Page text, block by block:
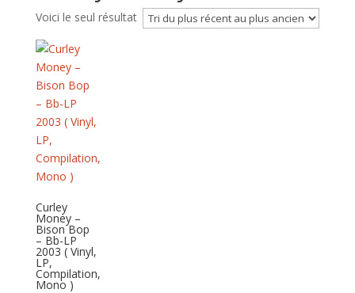
Voici le seul résultat
Curley
Money –
Bison Bop
– Bb-LP
2003 ( Vinyl,
LP,
Compilation,
Mono )